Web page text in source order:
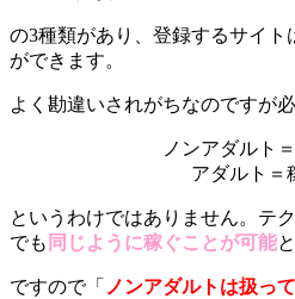
の3種類があり、登録するサイ
ができます。
よく勘違いされがちなのですが
ノンアダルト
アダルト＝
というわけではありません。テ
でも 同じように稼ぐことが可能
ですので「 ノンアダルトは扱っ